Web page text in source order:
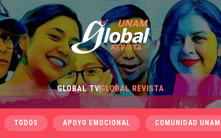
GLOBAL TVGLOBAL REVISTA
TODOS APOYO EMOCIONAL COMUNIDAD UNAM